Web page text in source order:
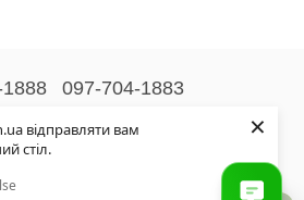
відправляти вам
стіл.
×
097-704-1883
інформація